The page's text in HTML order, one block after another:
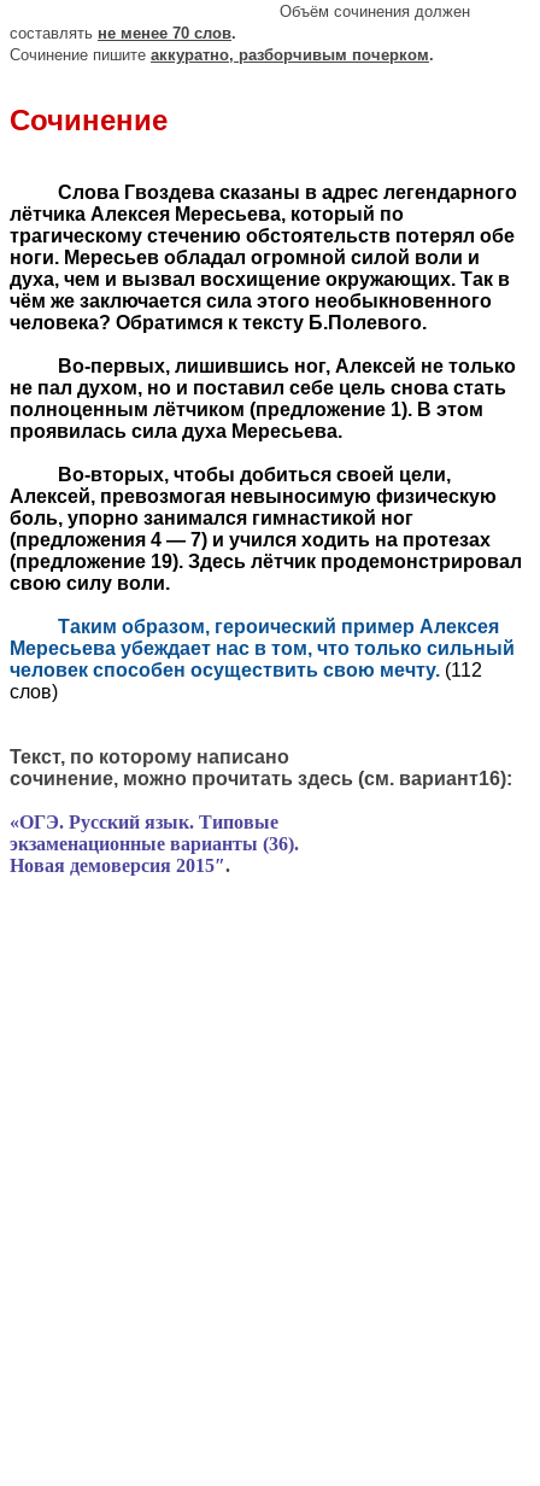
Объём сочинения должен
составлять не менее 70 слов.
Сочинение пишите аккуратно, разборчивым почерком.
Сочинение
Слова Гвоздева сказаны в адрес легендарного
лётчика Алексея Мересьева, который по
трагическому стечению обстоятельств потерял обе
ноги. Мересьев обладал огромной силой воли и
духа, чем и вызвал восхищение окружающих. Так в
чём же заключается сила этого необыкновенного
человека? Обратимся к тексту Б.Полевого.
Во-первых, лишившись ног, Алексей не только
не пал духом, но и поставил себе цель снова стать
полноценным лётчиком (предложение 1). В этом
проявилась сила духа Мересьева.
Во-вторых, чтобы добиться своей цели,
Алексей, превозмогая невыносимую физическую
боль, упорно занимался гимнастикой ног
(предложения 4 — 7) и учился ходить на протезах
(предложение 19). Здесь лётчик продемонстрировал
свою силу воли.
Таким образом, героический пример Алексея
Мересьева убеждает нас в том, что только сильный
человек способен осуществить свою мечту. (112
слов)
Текст, по которому написано
сочинение, можно прочитать здесь (см. вариант16):
«ОГЭ. Русский язык. Типовые
экзаменационные варианты (36).
Новая демоверсия 2015″.